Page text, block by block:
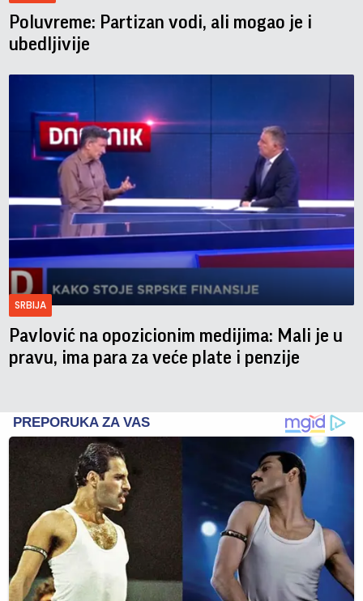
Poluvreme: Partizan vodi, ali mogao je i
ubedljivije
SRBIJA
Pavlović na opozicionim medijima: Mali je u
pravu, ima para za veće plate i penzije